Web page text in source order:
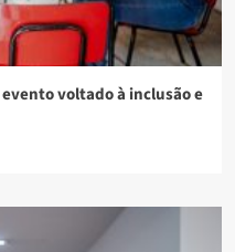
evento voltado à inclusão e